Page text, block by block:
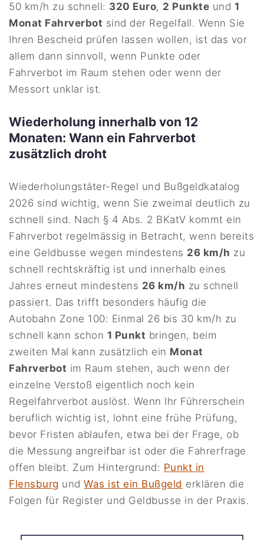
50 km/h zu schnell: 320 Euro, 2 Punkte und 1
Monat Fahrverbot sind der Regelfall. Wenn Sie
Ihren Bescheid prüfen lassen wollen, ist das vor
allem dann sinnvoll, wenn Punkte oder
Fahrverbot im Raum stehen oder wenn der
Messort unklar ist.
Wiederholung innerhalb von 12
Monaten: Wann ein Fahrverbot
zusätzlich droht
Wiederholungstäter-Regel und Bußgeldkatalog
2026 sind wichtig, wenn Sie zweimal deutlich zu
schnell sind. Nach § 4 Abs. 2 BKatV kommt ein
Fahrverbot regelmässig in Betracht, wenn bereits
eine Geldbusse wegen mindestens 26 km/h zu
schnell rechtskräftig ist und innerhalb eines
Jahres erneut mindestens 26 km/h zu schnell
passiert. Das trifft besonders häufig die
Autobahn Zone 100: Einmal 26 bis 30 km/h zu
schnell kann schon 1 Punkt bringen, beim
zweiten Mal kann zusätzlich ein Monat
Fahrverbot im Raum stehen, auch wenn der
einzelne Verstoß eigentlich noch kein
Regelfahrverbot auslöst. Wenn Ihr Führerschein
beruflich wichtig ist, lohnt eine frühe Prüfung,
bevor Fristen ablaufen, etwa bei der Frage, ob
die Messung angreifbar ist oder die Fahrerfrage
offen bleibt. Zum Hintergrund: Punkt in
Flensburg undWas ist ein Bußgeld erklären die
Folgen für Register und Geldbusse in der Praxis.